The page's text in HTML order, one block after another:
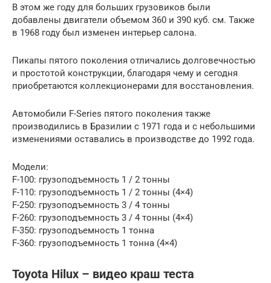
В этом же году для больших грузовиков были
добавлены двигатели объемом 360 и 390 куб. см. Также
в 1968 году был изменен интерьер салона.
Пикапы пятого поколения отличались долговечностью
и простотой конструкции, благодаря чему и сегодня
приобретаются коллекционерами для восстановления.
Автомобили F-Series пятого поколения также
производились в Бразилии с 1971 года и с небольшими
изменениями оставались в производстве до 1992 года.
Модели:
F-100: грузоподъемность 1 / 2 тонны
F-110: грузоподъемность 1 / 2 тонны (4×4)
F-250: грузоподъемность 3 / 4 тонны
F-260: грузоподъемность 3 / 4 тонны (4×4)
F-350: грузоподъемность 1 тонна
F-360: грузоподъемность 1 тонна (4×4)
Toyota Hilux – видео краш теста